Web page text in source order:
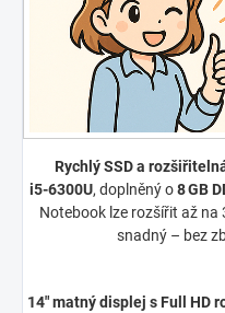
Rychlý SSD a
i5‑6300U, doplněný o8 GB
Notebook lze rozšířit až na
snadný – bez
14" matný displej s Full HD